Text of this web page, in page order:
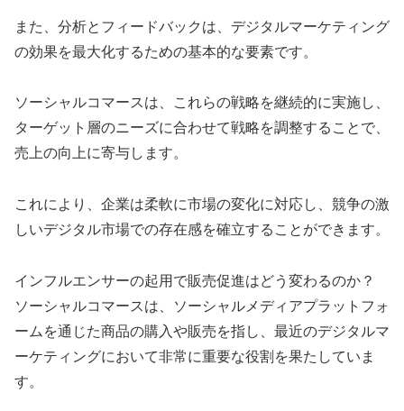
また、分析とフィードバックは、デジタルマーケティング
の効果を最大化するための基本的な要素です。
ソーシャルコマースは、これらの戦略を継続的に実施し、
ターゲット層のニーズに合わせて戦略を調整することで、
売上の向上に寄与します。
これにより、企業は柔軟に市場の変化に対応し、競争の激
しいデジタル市場での存在感を確立することができます。
インフルエンサーの起用で販売促進はどう変わるのか？
ソーシャルコマースは、ソーシャルメディアプラットフォ
ームを通じた商品の購入や販売を指し、最近のデジタルマ
ーケティングにおいて非常に重要な役割を果たしていま
す。